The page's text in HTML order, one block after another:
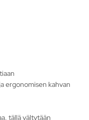
ergonomisen kahvan
tällä vältytään